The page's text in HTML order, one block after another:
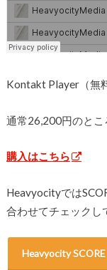
Kontakt Player（無
通常26,200円のとこ
購入はこちら
Heavyocityでは
合わせてチェックし
Heavyocity